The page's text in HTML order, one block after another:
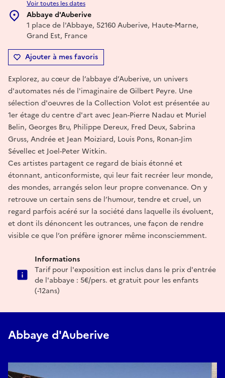
Voir toutes les dates
Abbaye d'Auberive
1 place de l'Abbaye, 52160 Auberive, Haute-Marne,
Grand Est, France
Ajouter à mes favoris
Explorez, au cœur de l’abbaye d’Auberive, un univers
d'automates nés de l'imaginaire de Gilbert Peyre. Une
sélection d'oeuvres de la Collection Volot est présentée au
1er étage du centre d'art avec Jean-Pierre Nadau et Muriel
Belin, Georges Bru, Philippe Dereux, Fred Deux, Sabrina
Gruss, Andrée et Jean Moiziard, Louis Pons, Ronan-Jim
Sévellec et Joel-Peter Witkin.
Ces artistes partagent ce regard de biais étonné et
étonnant, anticonformiste, qui leur fait recréer leur monde,
des mondes, arrangés selon leur propre convenance. On y
retrouve un certain sens de l’humour, tendre et cruel, un
regard parfois acéré sur la société dans laquelle ils évoluent,
et dont ils dénoncent les outrances, une façon de rendre
visible ce que l’on préfère ignorer même inconsciemment.
Informations
Tarif pour l'exposition est inclus dans le prix d'entrée
de l'abbaye : 5€/pers. et gratuit pour les enfants
(-12ans)
Abbaye d'Auberive